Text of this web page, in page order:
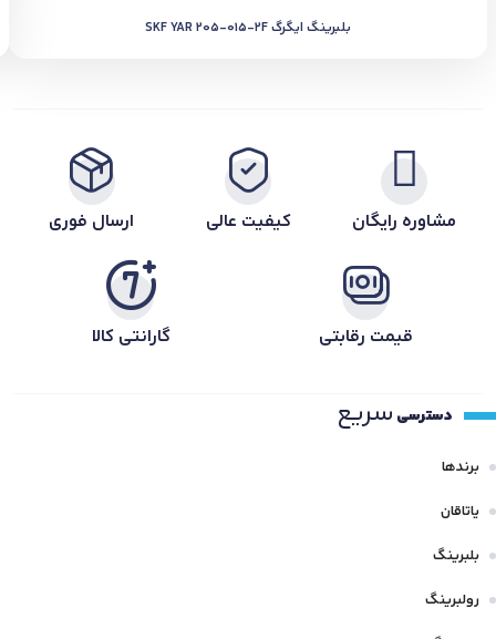
بلبرینگ ایگرگ SKF YAR 205-015-2F
مشاوره رایگان کیفیت عالی ارسال فوری
قیمت رقابتی گارانتی کالا
دسترسی سریع
برندها
یاتاقان
بلبرینگ
رولبرینگ